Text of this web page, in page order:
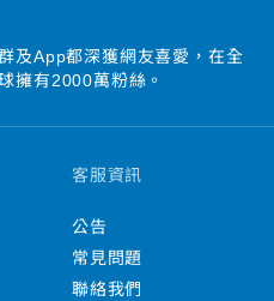
及App都深獲網友喜愛，在全
擁有2000萬粉絲。
客服資訊
公告
常見問題
聯絡我們